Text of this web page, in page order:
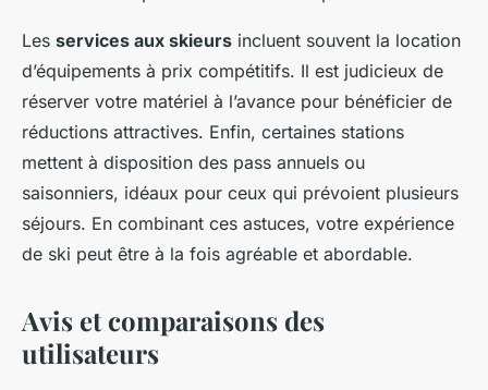
Les services aux skieurs incluent souvent la location
d’équipements à prix compétitifs. Il est judicieux de
réserver votre matériel à l’avance pour bénéficier de
réductions attractives. Enfin, certaines stations
mettent à disposition des pass annuels ou
saisonniers, idéaux pour ceux qui prévoient plusieurs
séjours. En combinant ces astuces, votre expérience
de ski peut être à la fois agréable et abordable.
Avis et comparaisons des
utilisateurs